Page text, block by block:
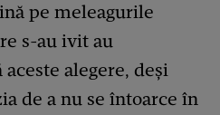
pe meleagurile
s-au ivit au
alegere, deși
de a nu se întoarce în